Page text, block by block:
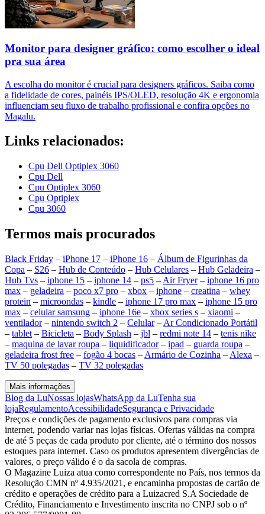
Monitor para designer gráfico: como escolher o ideal
pra sua área
A escolha do monitor é crucial para designers gráficos. Saiba como
a fidelidade de cores, painéis IPS/OLED, resolução 4K e ergonomia
influenciam seu fluxo de trabalho profissional e confira opções no
Magalu.
Links relacionados:
Cpu Dell Optiplex 3060
Cpu Dell
Cpu Optiplex 3060
Cpu Optiplex
Cpu 3060
Termos mais procurados
Black Friday – iPhone 17 – iPhone 16 – Álbum de Figurinhas da
Copa – S26 – Hub de Conteúdo – Hub Celulares – Hub Geladeira –
Hub Tvs – iphone 15 – iphone 14 – ps5 – Air Fryer– iphone 16 pro
max – geladeira – poco x7 pro – xbox – iphone – creatina – whey
protein – microondas – kindle – iphone 17 pro max – iphone 15 pro
max – celular samsung – iphone 16e – xbox series s – xiaomi –
ventilador– nintendo switch 2 – Celular– Ar Condicionado Portátil
– tablet – Bicicleta – Body Splash – jbl – redmi note 14 – tenis nike
– maquina de lavar roupa – liquidificador– ipad – guarda roupa –
geladeira frost free – fogão 4 bocas – Armário de Cozinha – Alexa –
TV 50 polegadas – TV 32 polegadas
Mais informações
Blog da LuNossas lojasWhatsApp da LuTenha sua
lojaRegulamentoAcessibilidadeSegurança e Privacidade
Preços e condições de pagamento exclusivos para compras via
internet, podendo variar nas lojas físicas. Ofertas válidas na compra
de até 5 peças de cada produto por cliente, até o término dos nossos
estoques para internet. Caso os produtos apresentem divergências de
valores, o preço válido é o da sacola de compras.
O Magazine Luiza atua como correspondente no País, nos termos da
Resolução CMN nº 4.935/2021, e encaminha propostas de cartão de
crédito e operações de crédito para a Luizacred S.A Sociedade de
Crédito, Financiamento e Investimento inscrita no CNPJ sob o nº